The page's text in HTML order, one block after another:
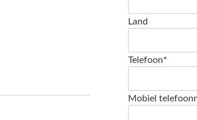
Land
Telefoon*
Mobiel